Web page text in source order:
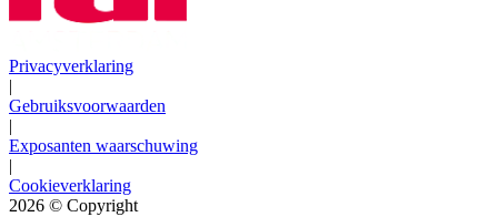
Privacyverklaring
|
Gebruiksvoorwaarden
|
Exposanten waarschuwing
|
Cookieverklaring
2026 © Copyright